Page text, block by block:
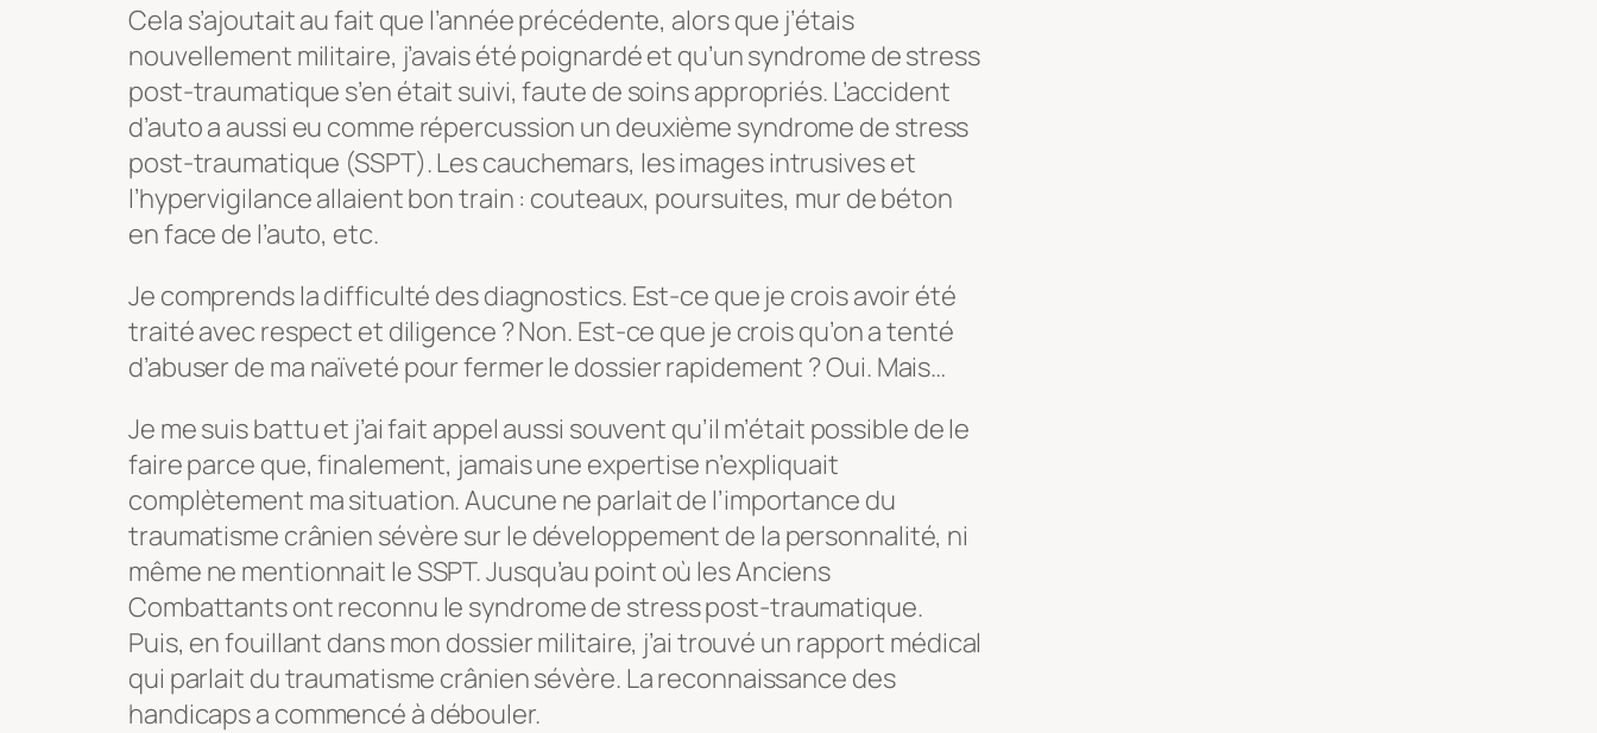
Cela s’ajoutait au fait que l’année précédente, alors que j’étais
nouvellement militaire, j’avais été poignardé et qu’un syndrome de stress
post-traumatique s’en était suivi, faute de soins appropriés. L’accident
d’auto a aussi eu comme répercussion un deuxième syndrome de stress
post-traumatique (SSPT). Les cauchemars, les images intrusives et
l’hypervigilance allaient bon train : couteaux, poursuites, mur de béton
en face de l’auto, etc.
Je comprends la difficulté des diagnostics. Est-ce que je crois avoir été
traité avec respect et diligence ? Non. Est-ce que je crois qu’on a tenté
d’abuser de ma naïveté pour fermer le dossier rapidement ? Oui. Mais…
Je me suis battu et j’ai fait appel aussi souvent qu’il m’était possible de le
faire parce que, finalement, jamais une expertise n’expliquait
complètement ma situation. Aucune ne parlait de l’importance du
traumatisme crânien sévère sur le développement de la personnalité, ni
même ne mentionnait le SSPT. Jusqu’au point où les Anciens
Combattants ont reconnu le syndrome de stress post-traumatique.
Puis, en fouillant dans mon dossier militaire, j’ai trouvé un rapport médical
qui parlait du traumatisme crânien sévère. La reconnaissance des
handicaps a commencé à débouler.